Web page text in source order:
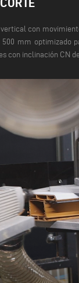
con
mm optimizado
con inclinación CN